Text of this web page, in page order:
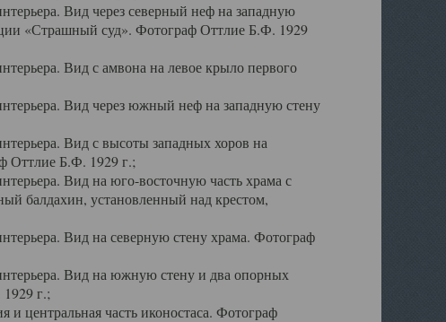
Вид через северный неф на западную
«Страшный суд». Фотограф Оттлие Б.Ф. 1929
Вид с амвона на левое крыло первого
Вид через южный неф на западную стену
Вид с высоты западных хоров на
Оттлие Б.Ф. 1929 г.;
Вид на юго-восточную часть храма с
балдахин, установленный над крестом,
Вид на северную стену храма. Фотограф
Вид на южную стену и два опорных
г.;
центральная часть иконостаса. Фотограф